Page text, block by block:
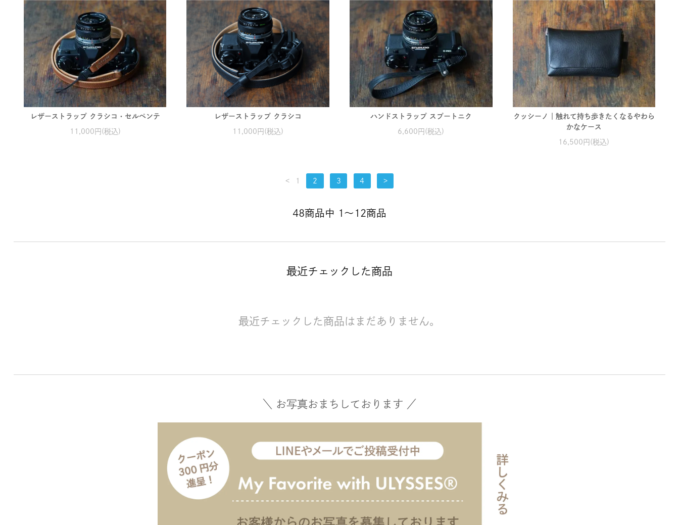
レザーストラップ クラシコ・セルペンテ
11,000円(税込)
レザーストラップ クラシコ
11,000円(税込)
ハンドストラップ スプートニク
6,600円(税込)
クッシーノ｜触れて持ち歩きたくなるやわら
かなケース
16,500円(税込)
< 1 2 3 4 >
48商品中 1～12商品
最近チェックした商品
最近チェックした商品はまだありません。
＼ お写真おまちしております ／